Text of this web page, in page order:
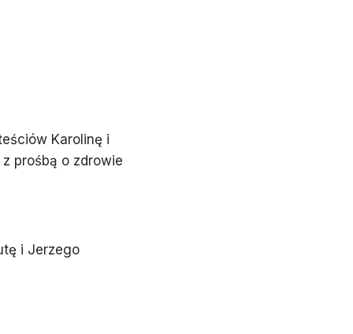
Karolinę i
prośbą o zdrowie
i Jerzego